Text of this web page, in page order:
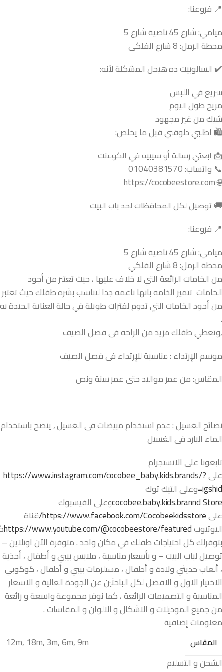
📍 فروعنا:
ميامي: شارع 45 ناصية شارع 5
محطة الرمل: 8 شارع الفلكي
✔️ السالوبيت ده هيحل المشكلة لأنه:
سريع في اللبس
مريح طول اليوم
شيك من غير مجهود
🛍️ اطلبي دلوقتي قبل ما يخلص:
📩 ابعتي رسالة أو سيبيه في الكومنت
📞 واتساب: 01040381570
🌐 https://cocobeestore.com
🚚 توصيل لكل المحافظات لحد باب البيت
📍 فروعنا:
ميامي: شارع 45 ناصية شارع 5
محطة الرمل: 8 شارع الفلكي
من الخامات الرائعة التي لا خلاف عليها ، حيث تعتبر من أجود
الخامات تتميز الخامه بانها ناعمه جدا لتناسب بشره طفلك حيث تعتبر
من أجود الخامات التي تدوم لفترات طويلة في حالة العناية الجيدة به
.
,وتعطي طفلك مزيد من الراحه فى فصل الصيف
موسم الإرتداء : مناسبة للإرتداء في فصل الصيف
المقاس: من عمر مواليد حتى عمر سنة ونص
نصائح الغسيل : عدم استخدام مبيضات فى الغسيل , ينصح باستخدام
الماء البارد فى الغسيل
تابعونا على الانستجرام
علىhttps://www.instagram.com/cocobee_baby.kids.brands/?
igshid= وعلى التيك توك
cocobee.baby.kids.brannd Storeوعلى الفيسبوك
علىhttps://www.facebook.com/Cocobeekidsstore/ قناة
اليوتيوبhttps://www.youtube.com/@cocobeestore/featured
بتوفرلك كل احتياجات طفلك في مكان واحد . متوفرة الآن اونلاين –
توصيل لباب البيت – و بأسعار مناسبة ، ملابس بيبي و أطفال ، أحذية
، ألعاب حديثي ولادة و أطفال ، مستلزمات بيبي و أطفال ، كوكوبي
الاختيار الاول و الافضل لكل الباحثين عن الجودة العالية و الاسعار
المناسبة و التصميمات الرائعة ، كما نوفر مجموعة واسعة و رائعة
من جميع الموديلات و الاشكال و الالوان و المقاسات .
معلومات إضافية
المقاس 12m, 18m,3m,6m,9m
الشحن و التسليم